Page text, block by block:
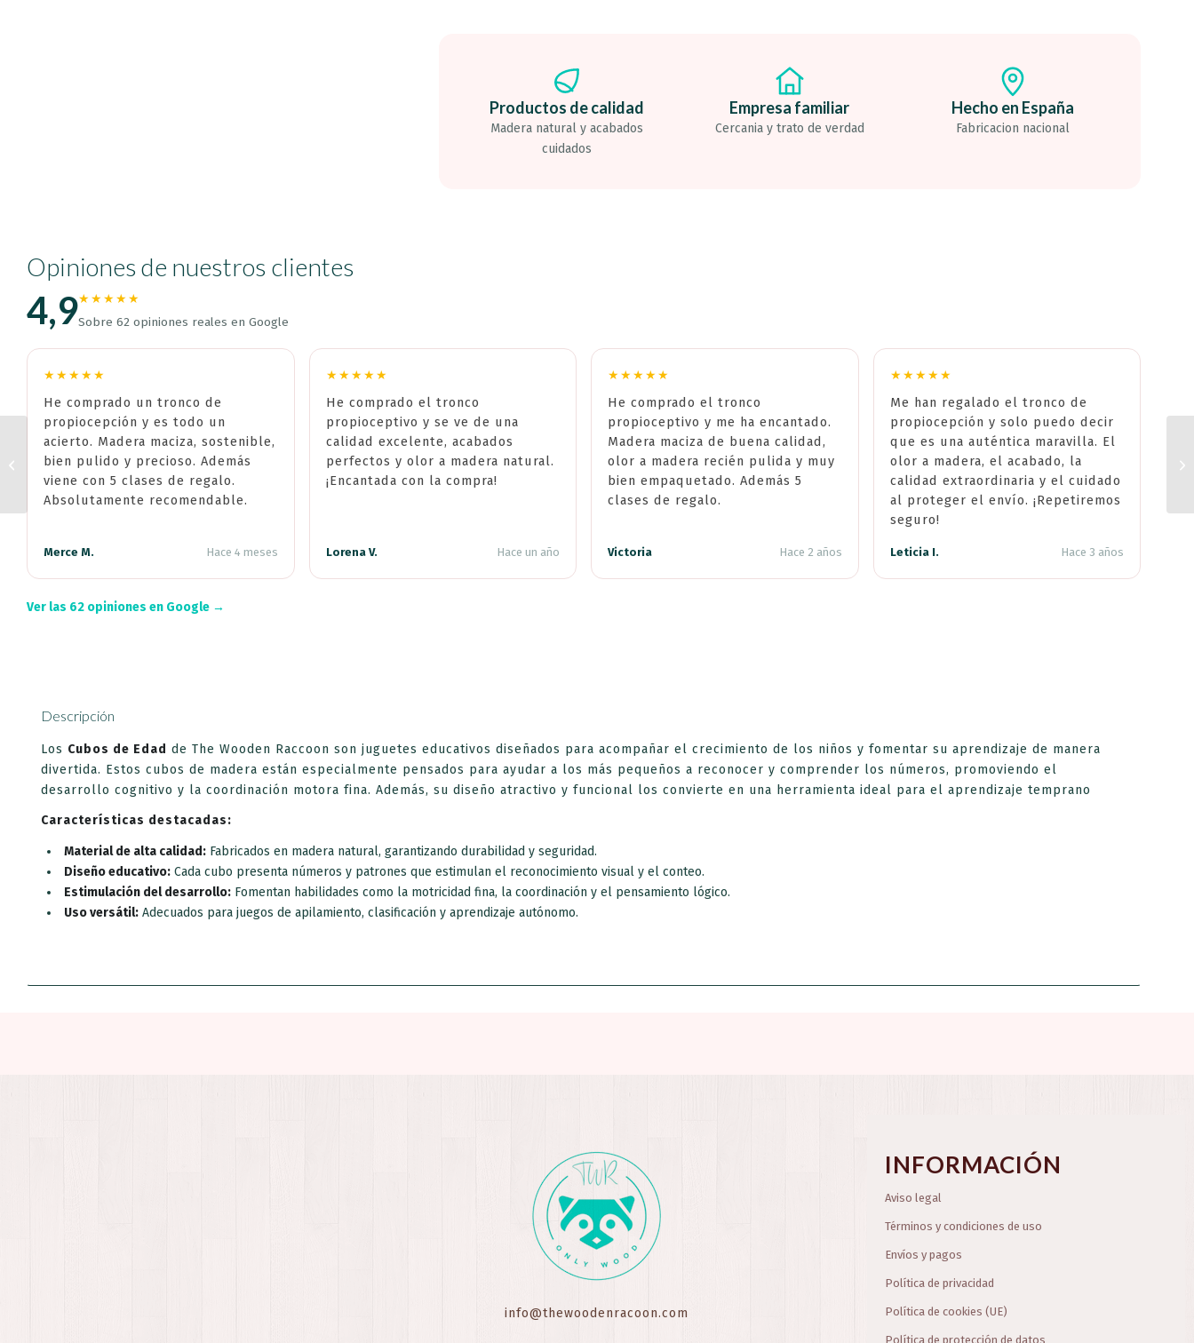
Productos de calidad
Madera natural y acabados
cuidados
Empresa familiar
Cercania y trato de verdad
Hecho en España
Fabricacion nacional
Opiniones de nuestros clientes
4,9★★★★★
Sobre 62 opiniones reales en Google
★★★★★
He comprado un tronco de
propiocepción y es todo un
acierto. Madera maciza, sostenible,
bien pulido y precioso. Además
viene con 5 clases de regalo.
Absolutamente recomendable.
Merce M. Hace 4 meses
★★★★★
He comprado el tronco
propioceptivo y se ve de una
calidad excelente, acabados
perfectos y olor a madera natural.
¡Encantada con la compra!
Lorena V. Hace un año
★★★★★
He comprado el tronco
propioceptivo y me ha encantado.
Madera maciza de buena calidad,
olor a madera recién pulida y muy
bien empaquetado. Además 5
clases de regalo.
Victoria Hace 2 años
★★★★★
Me han regalado el tronco de
propiocepción y solo puedo decir
que es una auténtica maravilla. El
olor a madera, el acabado, la
calidad extraordinaria y el cuidado
al proteger el envío. ¡Repetiremos
seguro!
Leticia I. Hace 3 años
Ver las 62 opiniones en Google →
Descripción
Los Cubos de Edad de The Wooden Raccoon son juguetes educativos diseñados para acompañar el crecimiento de los niños y fomentar su aprendizaje de manera
divertida. Estos cubos de madera están especialmente pensados para ayudar a los más pequeños a reconocer y comprender los números, promoviendo el
desarrollo cognitivo y la coordinación motora fina. Además, su diseño atractivo y funcional los convierte en una herramienta ideal para el aprendizaje temprano
Características destacadas:
Material de alta calidad: Fabricados en madera natural, garantizando durabilidad y seguridad.
Diseño educativo: Cada cubo presenta números y patrones que estimulan el reconocimiento visual y el conteo.
Estimulación del desarrollo: Fomentan habilidades como la motricidad fina, la coordinación y el pensamiento lógico.
Uso versátil: Adecuados para juegos de apilamiento, clasificación y aprendizaje autónomo.
info@thewoodenracoon.com
INFORMACIÓN
Aviso legal
Términos y condiciones de uso
Envíos y pagos
Política de privacidad
Política de cookies (UE)
Política de protección de datos
Tiradores roble 10cm